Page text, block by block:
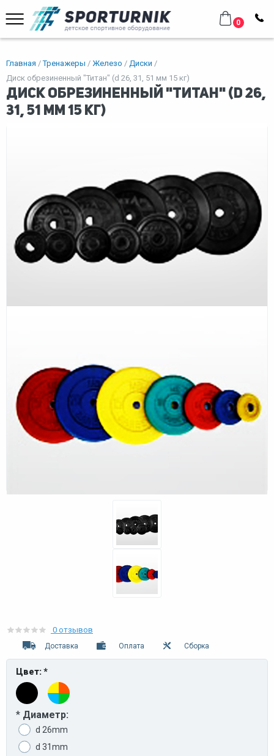
0
Главная Тренажеры Железо
Диски
Диск обрезиненный "Титан" (d 26, 31, 51 мм 15 кг)
Диск обрезиненный "Титан" (d 26,
31, 51 мм 15 кг)
0 отзывов
Доставка Оплата Сборка
Цвет: *
* Диаметр:
d 26mm
d 31mm